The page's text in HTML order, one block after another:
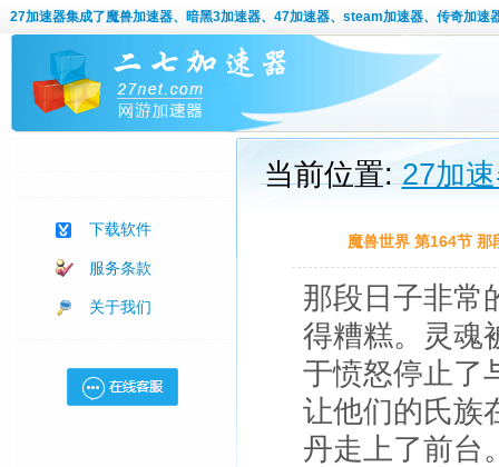
27加速器集成了魔兽加速器、暗黑3加速器、47加速器、steam加速器、传奇加速
下载软件
服务条款
关于我们
当前位置:27加
魔兽世界 第164节 那
那段日子非常
得糟糕。灵魂
于愤怒停止了
让他们的氏族
丹走上了前台